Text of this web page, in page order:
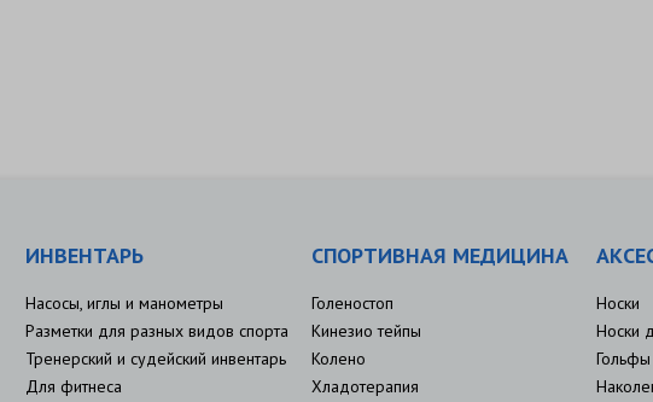
ИНВЕНТАРЬ
Насосы, иглы и манометры
Разметки для разных видов спорта
Тренерский и судейский инвентарь
Для фитнеса
СПОРТИВНАЯ МЕДИЦИНА
Голеностоп
Кинезио тейпы
Колено
Хладотерапия
Носки
Носки
Гольфы